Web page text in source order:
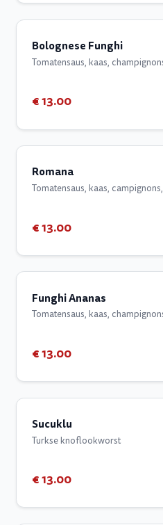
Bolognese Funghi
Tomatensaus, kaas,
€ 13.00
Romana
Tomatensaus, kaas,
€ 13.00
Funghi Ananas
Tomatensaus, kaas,
€ 13.00
Sucuklu
Turkse knoflookworst
€ 13.00